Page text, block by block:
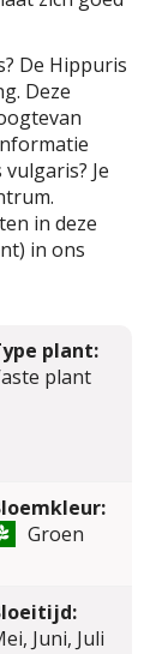
De Hippuris
Deze
Je
in deze
in ons
plant:
plant
Groen
Juni, Juli